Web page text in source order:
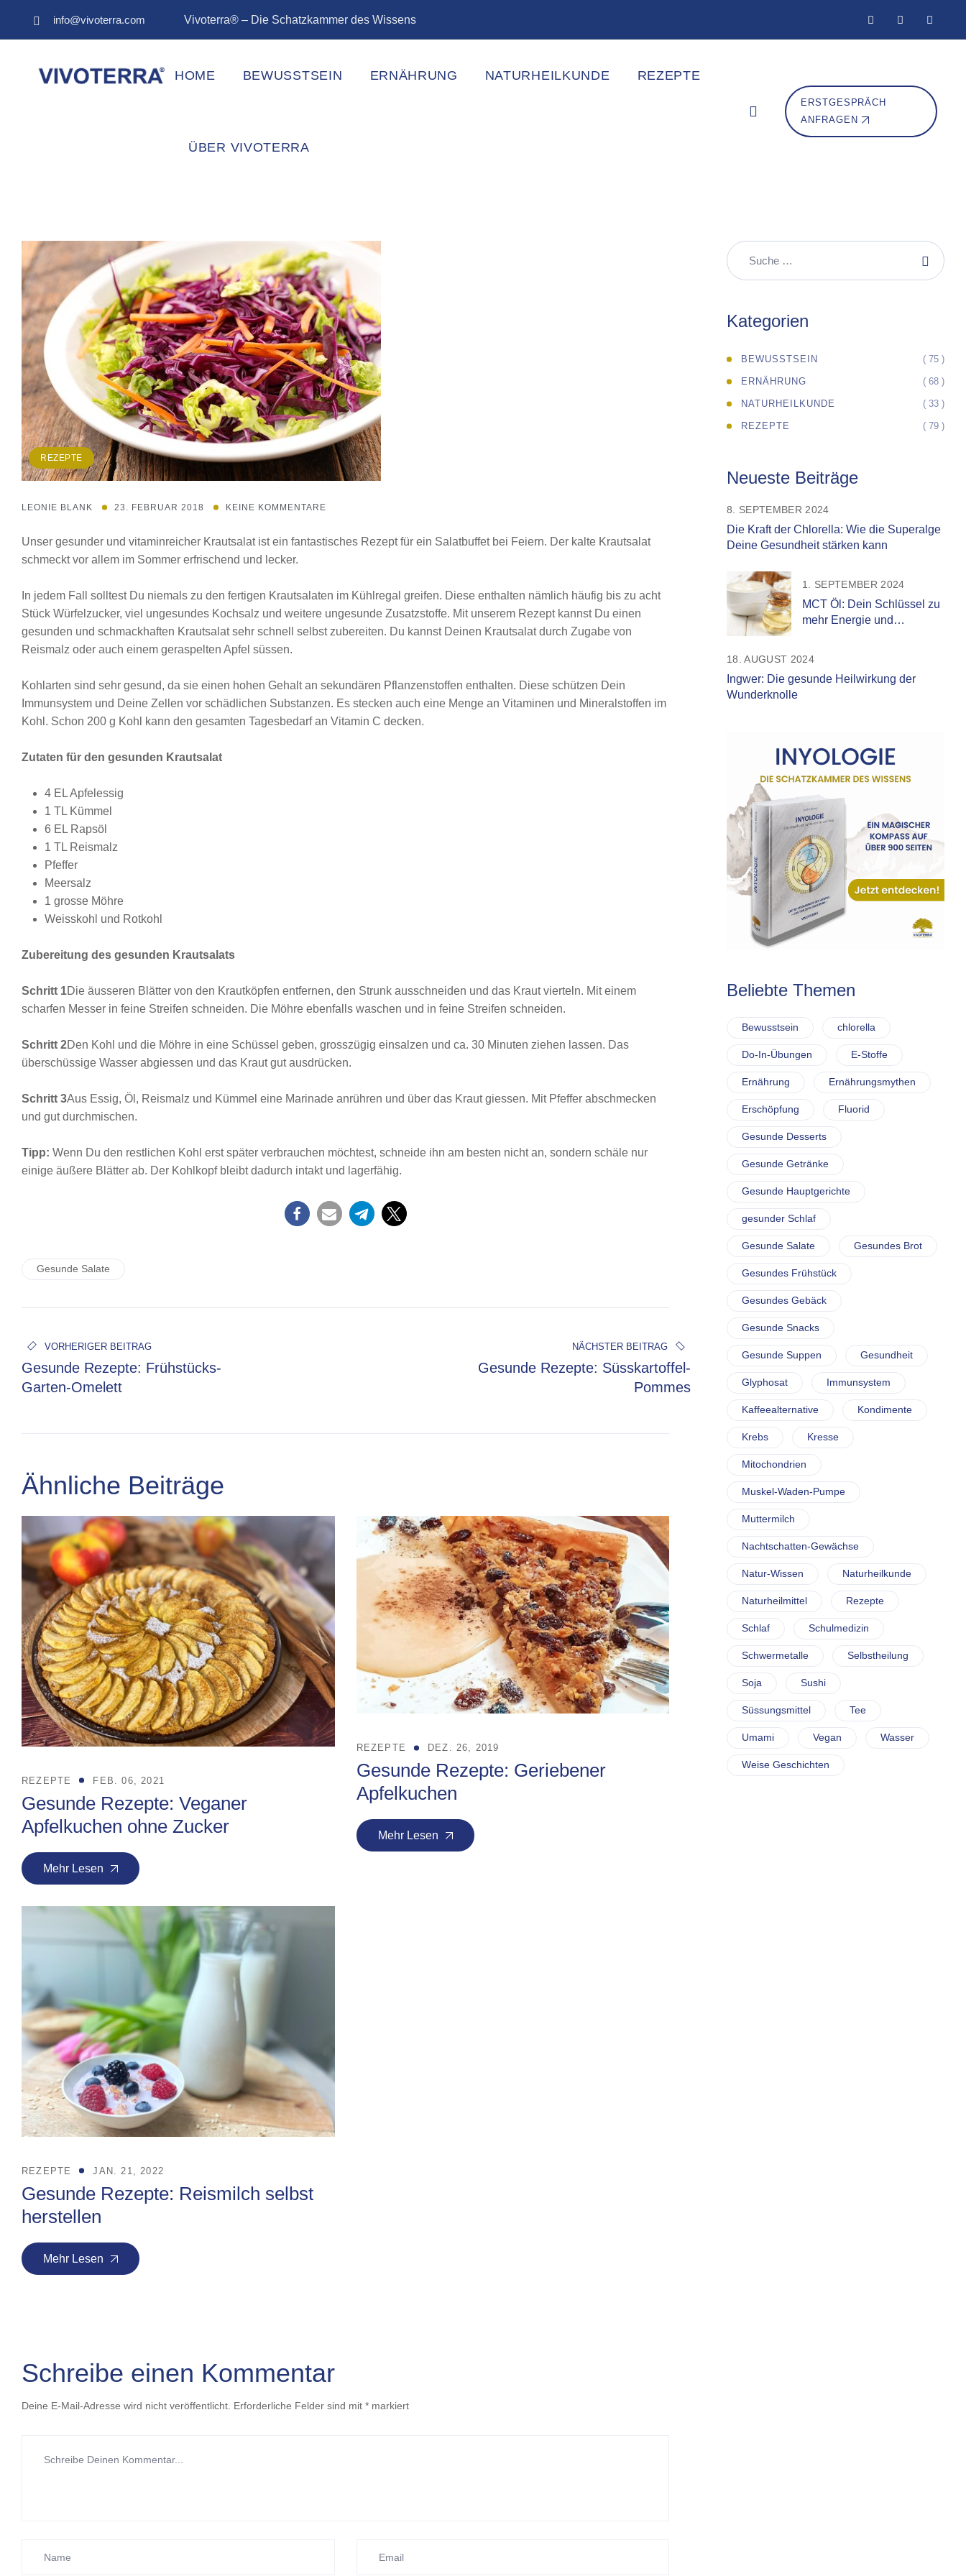
info@vivoterra.com Vivoterra® – Die Schatzkammer des Wissens
HOME BEWUSSTSEIN ERNÄHRUNG NATURHEILKUNDE REZEPTE
ÜBER VIVOTERRA
ERSTGESPRÄCH
ANFRAGEN
REZEPTE
LEONIE BLANK 23. FEBRUAR 2018 KEINE KOMMENTARE
Unser gesunder und vitaminreicher Krautsalat ist ein fantastisches Rezept für ein Salatbuffet bei Feiern. Der kalte Krautsalat
schmeckt vor allem im Sommer erfrischend und lecker.
In jedem Fall solltest Du niemals zu den fertigen Krautsalaten im Kühlregal greifen. Diese enthalten nämlich häufig bis zu acht
Stück Würfelzucker, viel ungesundes Kochsalz und weitere ungesunde Zusatzstoffe. Mit unserem Rezept kannst Du einen
gesunden und schmackhaften Krautsalat sehr schnell selbst zubereiten. Du kannst Deinen Krautsalat durch Zugabe von
Reismalz oder auch einem geraspelten Apfel süssen.
Kohlarten sind sehr gesund, da sie einen hohen Gehalt an sekundären Pflanzenstoffen enthalten. Diese schützen Dein
Immunsystem und Deine Zellen vor schädlichen Substanzen. Es stecken auch eine Menge an Vitaminen und Mineralstoffen im
Kohl. Schon 200 g Kohl kann den gesamten Tagesbedarf an Vitamin C decken.
Zutaten für den gesunden Krautsalat
4 EL Apfelessig
1 TL Kümmel
6 EL Rapsöl
1 TL Reismalz
Pfeffer
Meersalz
1 grosse Möhre
Weisskohl und Rotkohl
Zubereitung des gesunden Krautsalats
Schritt 1Die äusseren Blätter von den Krautköpfen entfernen, den Strunk ausschneiden und das Kraut vierteln. Mit einem
scharfen Messer in feine Streifen schneiden. Die Möhre ebenfalls waschen und in feine Streifen schneiden.
Schritt 2Den Kohl und die Möhre in eine Schüssel geben, grosszügig einsalzen und ca. 30 Minuten ziehen lassen. Das
überschüssige Wasser abgiessen und das Kraut gut ausdrücken.
Schritt 3Aus Essig, Öl, Reismalz und Kümmel eine Marinade anrühren und über das Kraut giessen. Mit Pfeffer abschmecken
und gut durchmischen.
Tipp: Wenn Du den restlichen Kohl erst später verbrauchen möchtest, schneide ihn am besten nicht an, sondern schäle nur
einige äußere Blätter ab. Der Kohlkopf bleibt dadurch intakt und lagerfähig.
Gesunde Salate
VORHERIGER BEITRAG
Gesunde Rezepte: Frühstücks-
Garten-Omelett
NÄCHSTER BEITRAG
Gesunde Rezepte: Süsskartoffel-
Pommes
Ähnliche Beiträge
REZEPTE FEB. 06, 2021
Gesunde Rezepte: Veganer
Apfelkuchen ohne Zucker
Mehr Lesen
REZEPTE DEZ. 26, 2019
Gesunde Rezepte: Geriebener
Apfelkuchen
Mehr Lesen
REZEPTE JAN. 21, 2022
Gesunde Rezepte: Reismilch selbst
herstellen
Mehr Lesen
Schreibe einen Kommentar
Deine E-Mail-Adresse wird nicht veröffentlicht. Erforderliche Felder sind mit * markiert
Kategorien
BEWUSSTSEIN ( 75 )
ERNÄHRUNG ( 68 )
NATURHEILKUNDE ( 33 )
REZEPTE ( 79 )
Neueste Beiträge
Die Kraft der Chlorella: Wie die Superalge
Deine Gesundheit stärken kann
8. SEPTEMBER 2024
MCT Öl: Dein Schlüssel zu
mehr Energie und
1. SEPTEMBER 2024
Ingwer: Die gesunde Heilwirkung der
Wunderknolle
18. AUGUST 2024
Beliebte Themen
Bewusstsein chlorella
Do-In-Übungen E-Stoffe
Ernährung Ernährungsmythen
Erschöpfung Fluorid
Gesunde Desserts
Gesunde Getränke
Gesunde Hauptgerichte
gesunder Schlaf
Gesunde Salate Gesundes Brot
Gesundes Frühstück
Gesundes Gebäck
Gesunde Snacks
Gesunde Suppen Gesundheit
Glyphosat Immunsystem
Kaffeealternative Kondimente
Krebs Kresse
Mitochondrien
Muskel-Waden-Pumpe
Muttermilch
Nachtschatten-Gewächse
Natur-Wissen Naturheilkunde
Naturheilmittel Rezepte
Schlaf Schulmedizin
Schwermetalle Selbstheilung
Soja Sushi
Süssungsmittel Tee
Umami Vegan Wasser
Weise Geschichten